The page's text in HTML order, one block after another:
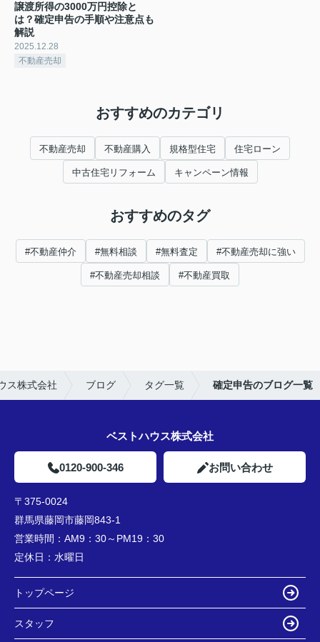
譲渡所得の3000万円控除と
は？確定申告の手順や注意点も
解説
2025.12.28
不動産売却
おすすめのカテゴリ
不動産売却 不動産購入 規格型住宅 住宅ローン
中古住宅リフォーム キャンペーン情報
おすすめのタグ
#不動産仲介 #無料相談 #無料査定 #不動産売却に強い
#不動産売却相談 #不動産買取
ス株式会社 ブログ タグ一覧 確定申告のブログ一覧
ベストハウス株式会社
0120-900-346 お問い合わせ
〒375-0024
群馬県藤岡市藤岡843-1
営業時間： AM9：30～PM19：30
定休日： 水曜日
トップページ
スタッフ